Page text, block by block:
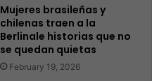
Mujeres brasileñas y
chilenas traen a la
Berlinale historias que no
se quedan quietas
February 19, 2026